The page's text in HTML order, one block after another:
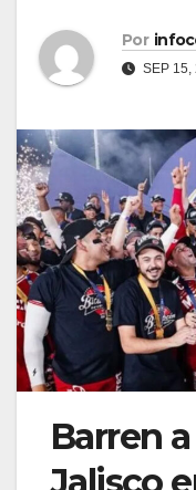
Por
SEP 15,
Barren
Jalisco